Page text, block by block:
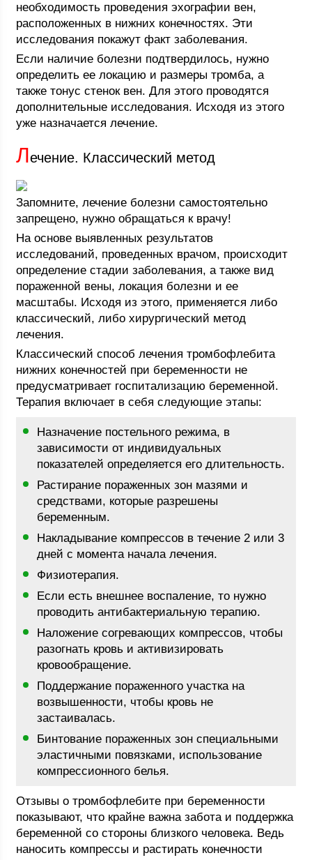
необходимость проведения эхографии вен,
расположенных в нижних конечностях. Эти
исследования покажут факт заболевания.
Если наличие болезни подтвердилось, нужно
определить ее локацию и размеры тромба, а
также тонус стенок вен. Для этого проводятся
дополнительные исследования. Исходя из этого
уже назначается лечение.
Лечение. Классический метод
Запомните, лечение болезни самостоятельно
запрещено, нужно обращаться к врачу!
На основе выявленных результатов
исследований, проведенных врачом, происходит
определение стадии заболевания, а также вид
пораженной вены, локация болезни и ее
масштабы. Исходя из этого, применяется либо
классический, либо хирургический метод
лечения.
Классический способ лечения тромбофлебита
нижних конечностей при беременности не
предусматривает госпитализацию беременной.
Терапия включает в себя следующие этапы:
Назначение постельного режима, в
зависимости от индивидуальных
показателей определяется его длительность.
Растирание пораженных зон мазями и
средствами, которые разрешены
беременным.
Накладывание компрессов в течение 2 или 3
дней с момента начала лечения.
Физиотерапия.
Если есть внешнее воспаление, то нужно
проводить антибактериальную терапию.
Наложение согревающих компрессов, чтобы
разогнать кровь и активизировать
кровообращение.
Поддержание пораженного участка на
возвышенности, чтобы кровь не
застаивалась.
Бинтование пораженных зон специальными
эластичными повязками, использование
компрессионного белья.
Отзывы о тромбофлебите при беременности
показывают, что крайне важна забота и поддержка
беременной со стороны близкого человека. Ведь
наносить компрессы и растирать конечности